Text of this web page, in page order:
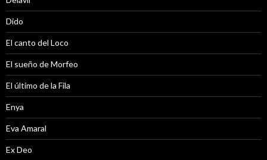
Dido
El canto del Loco
El sueño de Morfeo
El último de la Fila
Enya
Eva Amaral
Ex Deo